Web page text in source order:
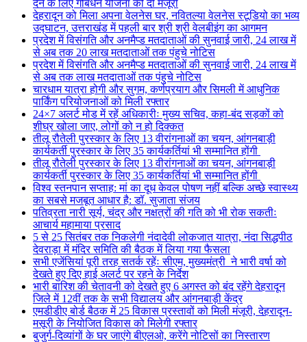
देने के लिए गोबर्धन योजना को दी मंजूरी
देहरादून को मिला अपना वेलनेस घर, नवितल्या वेलनेस स्टूडियो का भव्य
उद्घाटन, उत्तराखंड में पहली बार श्री श्री वेलबीइंग का आगमन
प्रदेश में विसंगति और अनमैप्ड मतदाताओं की सुनवाई जारी, 24 लाख में
से अब तक 20 लाख मतदाताओं तक पंहुचे नोटिस
प्रदेश में विसंगति और अनमैप्ड मतदाताओं की सुनवाई जारी, 24 लाख में
से अब तक लाख मतदाताओं तक पंहुचे नोटिस
चारधाम यात्रा होगी और सुगम, कर्णप्रयाग और सिमली में आधुनिक
पार्किंग परियोजनाओं को मिली रफ्तार
24×7 अलर्ट मोड में रहें अधिकारीः मुख्य सचिव, कहा-बंद सड़कों को
शीघ्र खोला जाए, लोगों को न हो दिक्कत
तीलू रौतेली पुरस्कार के लिए 13 वीरांगनाओं का चयन, आंगनबाड़ी
कार्यकर्ती पुरस्कार के लिए 35 कार्यकर्तियां भी सम्मानित होंगी
तीलू रौतेली पुरस्कार के लिए 13 वीरांगनाओं का चयन, आंगनबाड़ी
कार्यकर्ती पुरस्कार के लिए 35 कार्यकर्तियां भी सम्मानित होंगी
विश्व स्तनपान सप्ताह: मां का दूध केवल पोषण नहीं बल्कि अच्छे स्वास्थ्य
का सबसे मजबूत आधार है: डॉ. सुजाता संजय
पतिव्रता नारी सूर्य, चंद्र और नक्षत्रों की गति को भी रोक सकतीः
आचार्य महामाया प्रसाद
5 से 25 सितंबर तक निकलेगी नंदादेवी लोकजात यात्रा, नंदा सिद्धपीठ
देवराड़ा में मंदिर समिति की बैठक में लिया गया फैसला
सभी एजेंसियां पूरी तरह सतर्क रहेंः सीएम, मुख्यमंत्री ने भारी वर्षा को
देखते हुए दिए हाई अलर्ट पर रहने के निर्देश
भारी बारिश की चेतावनी को देखते हुए 6 अगस्त को बंद रहेंगे देहरादून
जिले में 12वीं तक के सभी विद्यालय और आंगनबाड़ी केंद्र
एमडीडीए बोर्ड बैठक में 25 विकास प्रस्तावों को मिली मंजूरी, देहरादून-
मसूरी के नियोजित विकास को मिलेगी रफ्तार
बुजुर्ग-दिव्यांगों के घर जाएंगे बीएलओ, करेंगे नोटिसों का निस्तारण